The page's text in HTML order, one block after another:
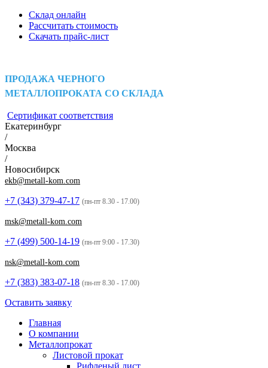
Склад онлайн
Рассчитать стоимость
Скачать прайс-лист
ПРОДАЖА ЧЕРНОГО
МЕТАЛЛОПРОКАТА СО СКЛАДА
Сертификат соответствия
Екатеринбург
/
Москва
/
Новосибирск
ekb@metall-kom.com
+7 (343) 379-47-17 (пн-пт 8.30 - 17.00)
msk@metall-kom.com
+7 (499) 500-14-19 (пн-пт 9:00 - 17.30)
nsk@metall-kom.com
+7 (383) 383-07-18 (пн-пт 8.30 - 17.00)
Оставить заявку
Главная
О компании
Металлопрокат
Листовой прокат
Рифленый лист